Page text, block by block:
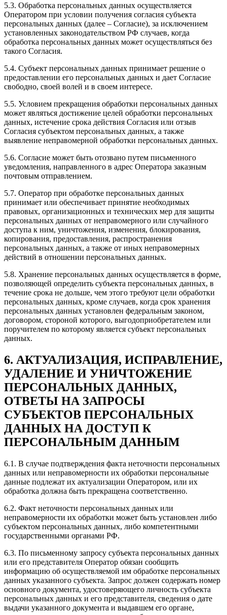
5.3. Обработка персональных данных осуществляется
Оператором при условии получения согласия субъекта
персональных данных (далее – Согласие), за исключением
установленных законодательством РФ случаев, когда
обработка персональных данных может осуществляться без
такого Согласия.
5.4. Субъект персональных данных принимает решение о
предоставлении его персональных данных и дает Согласие
свободно, своей волей и в своем интересе.
5.5. Условием прекращения обработки персональных данных
может являться достижение целей обработки персональных
данных, истечение срока действия Согласия или отзыв
Согласия субъектом персональных данных, а также
выявление неправомерной обработки персональных данных.
5.6. Согласие может быть отозвано путем письменного
уведомления, направленного в адрес Оператора заказным
почтовым отправлением.
5.7. Оператор при обработке персональных данных
принимает или обеспечивает принятие необходимых
правовых, организационных и технических мер для защиты
персональных данных от неправомерного или случайного
доступа к ним, уничтожения, изменения, блокирования,
копирования, предоставления, распространения
персональных данных, а также от иных неправомерных
действий в отношении персональных данных.
5.8. Хранение персональных данных осуществляется в форме,
позволяющей определить субъекта персональных данных, в
течение срока не дольше, чем этого требуют цели обработки
персональных данных, кроме случаев, когда срок хранения
персональных данных установлен федеральным законом,
договором, стороной которого, выгодоприобретателем или
поручителем по которому является субъект персональных
данных.
6. АКТУАЛИЗАЦИЯ, ИСПРАВЛЕНИЕ,
УДАЛЕНИЕ И УНИЧТОЖЕНИЕ
ПЕРСОНАЛЬНЫХ ДАННЫХ,
ОТВЕТЫ НА ЗАПРОСЫ
СУБЪЕКТОВ ПЕРСОНАЛЬНЫХ
ДАННЫХ НА ДОСТУП К
ПЕРСОНАЛЬНЫМ ДАННЫМ
6.1. В случае подтверждения факта неточности персональных
данных или неправомерности их обработки персональные
данные подлежат их актуализации Оператором, или их
обработка должна быть прекращена соответственно.
6.2. Факт неточности персональных данных или
неправомерности их обработки может быть установлен либо
субъектом персональных данных, либо компетентными
государственными органами РФ.
6.3. По письменному запросу субъекта персональных данных
или его представителя Оператор обязан сообщить
информацию об осуществляемой им обработке персональных
данных указанного субъекта. Запрос должен содержать номер
основного документа, удостоверяющего личность субъекта
персональных данных и его представителя, сведения о дате
выдачи указанного документа и выдавшем его органе,